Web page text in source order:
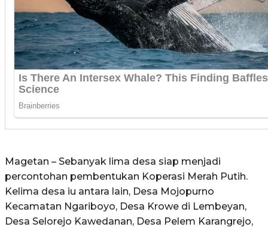
Magetan – Sebanyak lima desa siap menjadi
percontohan pembentukan Koperasi Merah Putih.
Kelima desa iu antara lain, Desa Mojopurno
Kecamatan Ngariboyo, Desa Krowe di Lembeyan,
Desa Selorejo Kawedanan, Desa Pelem Karangrejo,